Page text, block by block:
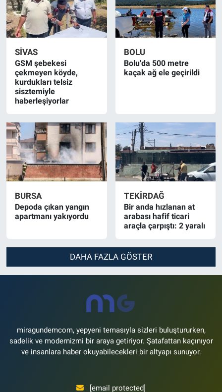
SIVAS
GSM şebekesi
çekmeyen köyde,
kurdukları telsiz
sisztemiyle
haberleşiyorlar
BOLU
Bolu'da 500 metre
kaçak ağ ele geçirildi
BURSA
Depoda çıkan yangın
apartmanı yakıyordu
TEKIRDAĞ
Bir anda hızlanan at
arabası hafif ticari
araçla çarpıştı: 2 yaralı
DAHA FAZLA GÖSTER
miragundemcom, yepyeni temasıyla sizleri buluştururken,
sadelik ve modernizmi bir araya getiriyor. Şatafattan kaçınıyor
ve insanlara haber okuyabilecekleri bir altyapı sunuyor.
[email protected]